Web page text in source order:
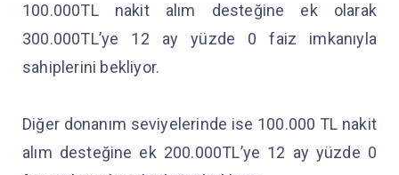
100.000TL nakit alım desteğine ek olarak
300.000TL’ye 12 ay yüzde 0 faiz imkanıyla
sahiplerini bekliyor.
Diğer donanım seviyelerinde ise 100.000 TL nakit
alım desteğine ek 200.000TL’ye 12 ay yüzde 0